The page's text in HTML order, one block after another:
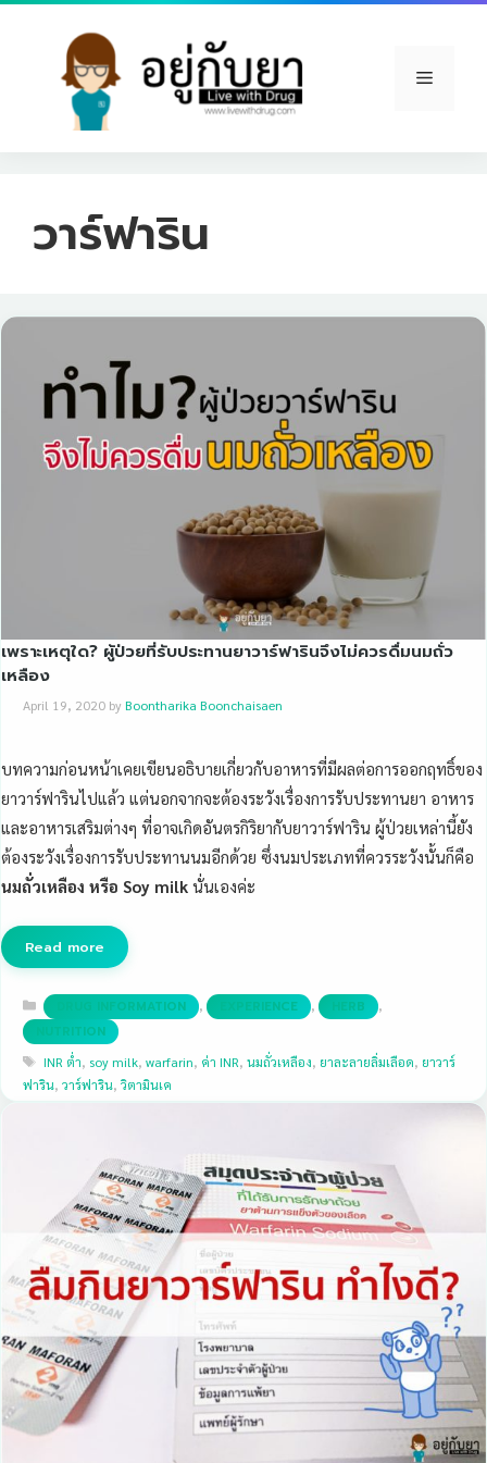
Menu
วาร์ฟาริน
เพราะเหตุใด? ผู้ป่วยที่รับประทานยาวาร์ฟารินจึงไม่ควรดื่มนมถั่ว
เหลือง
April 19, 2020 by Boontharika Boonchaisaen
บทความก่อนหน้าเคยเขียนอธิบายเกี่ยวกับอาหารที่มีผลต่อการออกฤทธิ์ของ
ยาวาร์ฟารินไปแล้ว แต่นอกจากจะต้องระวังเรื่องการรับประทานยา อาหาร
และอาหารเสริมต่างๆ ที่อาจเกิดอันตรกิริยากับยาวาร์ฟาริน ผู้ป่วยเหล่านี้ยัง
ต้องระวังเรื่องการรับประทานนมอีกด้วย ซึ่งนมประเภทที่ควรระวังนั้นก็คือ
นมถั่วเหลือง หรือ Soy milk นั่นเองค่ะ
Read more
Categories
DRUG INFORMATION , EXPERIENCE , HERB ,
NUTRITION
Tags
INR ต่ำ, soy milk,warfarin, ค่า INR,นมถั่วเหลือง, ยาละลายลิ่มเลือด, ยาวาร์
ฟาริน, วาร์ฟาริน, วิตามินเค